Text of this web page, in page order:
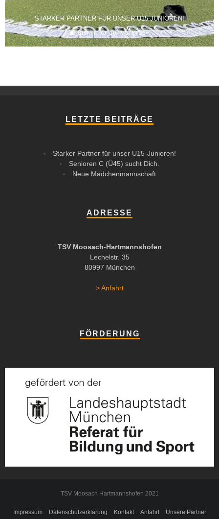
STARKER PARTNER FÜR UNSER U15-JUNIOREN!
Stefan 19. Mai 2026
LETZTE BEITRÄGE
Starker Partner für unser U15-Junioren!
Senioren C (Ü45) sucht Dich.
Neue Mädchenmannschaft
ADRESSE
TSV Moosach-Hartmannshofen
Lechelstr. 35
80997 München
> Anfahrt
FÖRDERUNG
TSV Moosach Hartmannshofen 2021
Impressum Datenschutzerklärung Kontakt Anfahrt Unsere Partner